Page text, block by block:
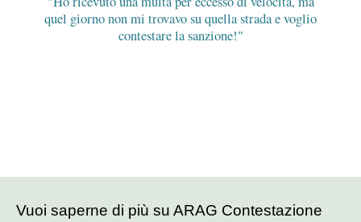
quel giorno non mi trovavo su quella strada e voglio
contestare la sanzione!
Vuoi saperne di più su ARAG Contestazione